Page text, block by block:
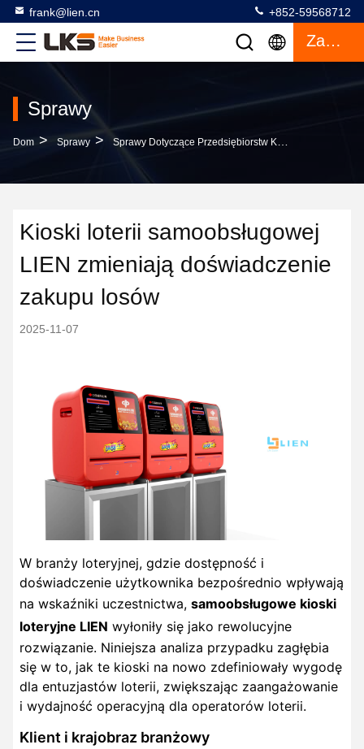
frank@lien.cn +852-59568712
Zacytować
Sprawy
Dom > Sprawy > Sprawy Dotyczące Przedsiębiorstw Kioski Loterii Samoobsługowej LIEN Zmieniają Doświadczenie Zakupu Losów
Kioski loterii samoobsługowej
LIEN zmieniają doświadczenie
zakupu losów
2025-11-07
W branży loteryjnej, gdzie dostępność i
doświadczenie użytkownika bezpośrednio wpływają
na wskaźniki uczestnictwa, samoobsługowe kioski
loteryjne LIEN wyłoniły się jako rewolucyjne
rozwiązanie. Niniejsza analiza przypadku zagłębia
się w to, jak te kioski na nowo zdefiniowały wygodę
dla entuzjastów loterii, zwiększając zaangażowanie
i wydajność operacyjną dla operatorów loterii.
Klient i krajobraz branżowy